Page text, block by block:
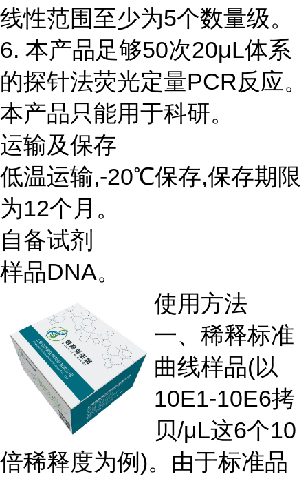
线性范围至少为5个数量级。
6. 本产品足够50次20μL体系
的探针法荧光定量PCR反应。
本产品只能用于科研。
运输及保存
低温运输,-20℃保存,保存期限
为12个月。
自备试剂
样品DNA。
使用方法
一、稀释标准
曲线样品(以
10E1-10E6拷
贝/μL这6个10
倍稀释度为例)。由于标准品